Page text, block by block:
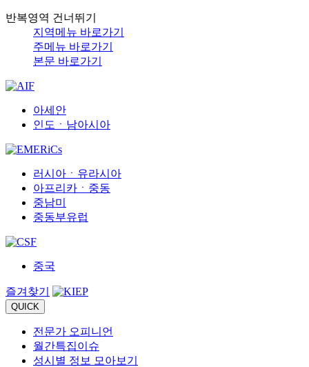
반복영역 건너뛰기
지역메뉴 바로가기
주메뉴 바로가기
본문 바로가기
아세안
인도ㆍ남아시아
러시아ㆍ유라시아
아프리카ㆍ중동
중남미
중동부유럽
중국
즐겨찾기
QUICK
전문가 오피니언
월간특집이슈
성시별 정보 모아보기